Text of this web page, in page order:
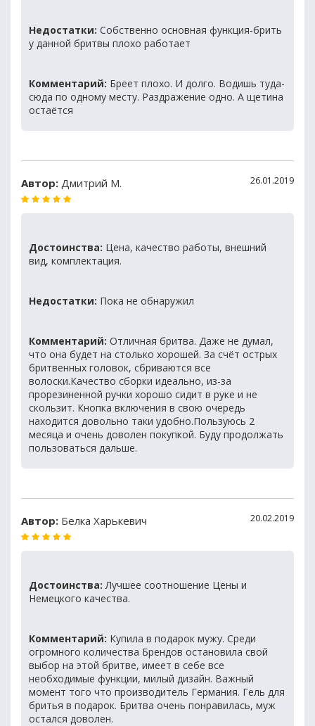
Недостатки: Собственно основная функция-брить
у данной бритвы плохо работает
Комментарий: Бреет плохо. И долго. Водишь туда-
сюда по одному месту. Раздражение одно. А щетина
остаётся
Автор: Дмитрий М. 26.01.2019
Достоинства: Цена, качество работы, внешний
вид, комплектация.
Недостатки: Пока не обнаружил
Комментарий: Отличная бритва. Даже не думал,
что она будет на столько хорошей. За счёт острых
бритвенных головок, сбриваются все
волоски.Качество сборки идеально, из-за
прорезиненной ручки хорошо сидит в руке и не
скользит. Кнопка включения в свою очередь
находится довольно таки удобно.Пользуюсь 2
месяца и очень доволен покупкой. Буду продолжать
пользоваться дальше.
Автор: Белка Харькевич 20.02.2019
Достоинства: Лучшее соотношение Цены и
Немецкого качества.
Комментарий: Купила в подарок мужу. Среди
огромного количества Брендов остановила свой
выбор на этой бритве, имеет в себе все
необходимые функции, милый дизайн. Важный
момент того что производитель Германия. Гель для
бритья в подарок. Бритва очень понравилась, муж
остался доволен.